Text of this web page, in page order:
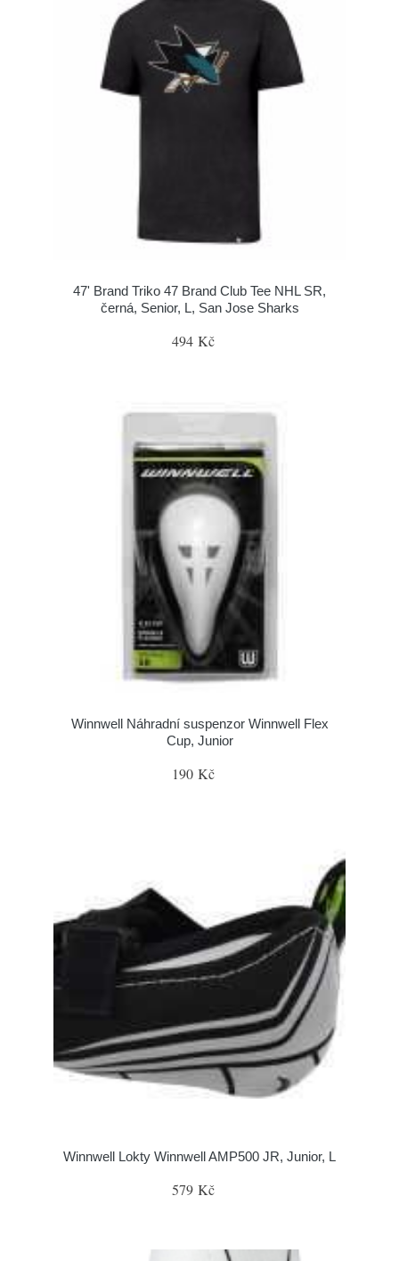
47' Brand Triko 47 Brand Club Tee NHL SR,
černá, Senior, L, San Jose Sharks
494 Kč
Winnwell Náhradní suspenzor Winnwell Flex
Cup, Junior
190 Kč
Winnwell Lokty Winnwell AMP500 JR, Junior, L
579 Kč